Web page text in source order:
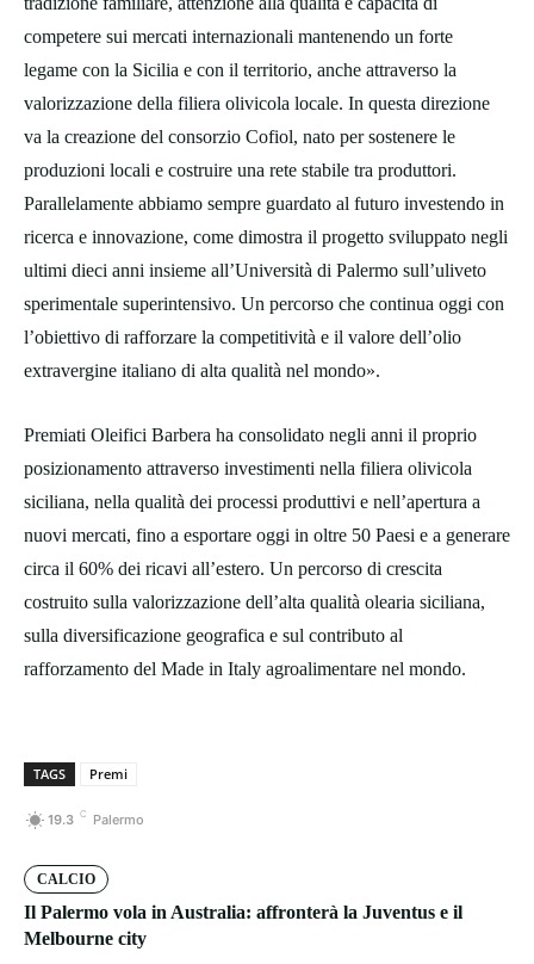
competere sui mercati internazionali mantenendo un forte
legame con la Sicilia e con il territorio, anche attraverso la
valorizzazione della filiera olivicola locale. In questa direzione
va la creazione del consorzio Cofiol, nato per sostenere le
produzioni locali e costruire una rete stabile tra produttori.
Parallelamente abbiamo sempre guardato al futuro investendo in
ricerca e innovazione, come dimostra il progetto sviluppato negli
ultimi dieci anni insieme all’Università di Palermo sull’uliveto
sperimentale superintensivo. Un percorso che continua oggi con
l’obiettivo di rafforzare la competitività e il valore dell’olio
extravergine italiano di alta qualità nel mondo».
Premiati Oleifici Barbera ha consolidato negli anni il proprio
posizionamento attraverso investimenti nella filiera olivicola
siciliana, nella qualità dei processi produttivi e nell’apertura a
nuovi mercati, fino a esportare oggi in oltre 50 Paesi e a generare
circa il 60% dei ricavi all’estero. Un percorso di crescita
costruito sulla valorizzazione dell’alta qualità olearia siciliana,
sulla diversificazione geografica e sul contributo al
rafforzamento del Made in Italy agroalimentare nel mondo.
TAGS Premi
19.3 C Palermo
CALCIO
Il Palermo vola in Australia: affronterà la Juventus e il
Melbourne city